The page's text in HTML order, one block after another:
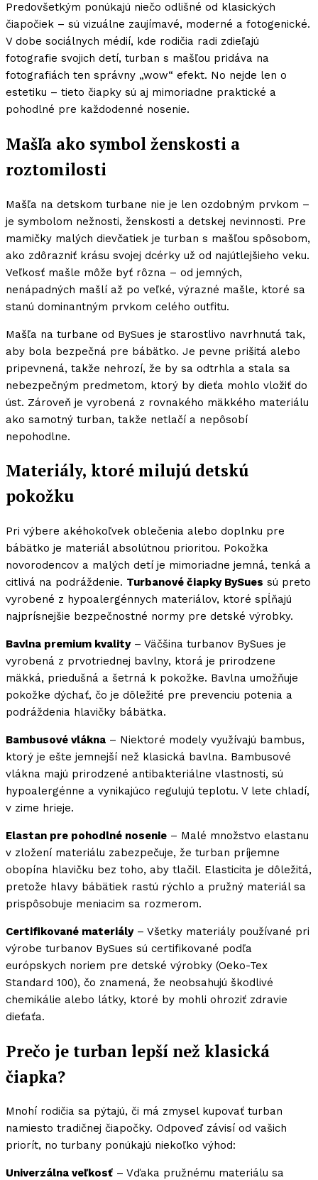
Predovšetkým ponúkajú niečo odlišné od klasických
čiapočiek – sú vizuálne zaujímavé, moderné a fotogenické.
V dobe sociálnych médií, kde rodičia radi zdieľajú
fotografie svojich detí, turban s mašľou pridáva na
fotografiách ten správny „wow“ efekt. No nejde len o
estetiku – tieto čiapky sú aj mimoriadne praktické a
pohodlné pre každodenné nosenie.
Mašľa ako symbol ženskosti a
roztomilosti
Mašľa na detskom turbane nie je len ozdobným prvkom –
je symbolom nežnosti, ženskosti a detskej nevinnosti. Pre
mamičky malých dievčatiek je turban s mašľou spôsobom,
ako zdôrazniť krásu svojej dcérky už od najútlejšieho veku.
Veľkosť mašle môže byť rôzna – od jemných,
nenápadných mašlí až po veľké, výrazné mašle, ktoré sa
stanú dominantným prvkom celého outfitu.
Mašľa na turbane od BySues je starostlivo navrhnutá tak,
aby bola bezpečná pre bábätko. Je pevne prišitá alebo
pripevnená, takže nehrozí, že by sa odtrhla a stala sa
nebezpečným predmetom, ktorý by dieťa mohlo vložiť do
úst. Zároveň je vyrobená z rovnakého mäkkého materiálu
ako samotný turban, takže netlačí a nepôsobí
nepohodlne.
Materiály, ktoré milujú detskú
pokožku
Pri výbere akéhokoľvek oblečenia alebo doplnku pre
bábätko je materiál absolútnou prioritou. Pokožka
novorodencov a malých detí je mimoriadne jemná, tenká a
citlivá na podráždenie. Turbanové čiapky BySues sú preto
vyrobené z hypoalergénnych materiálov, ktoré spĺňajú
najprísnejšie bezpečnostné normy pre detské výrobky.
Bavlna premium kvality– Väčšina turbanov BySues je
vyrobená z prvotriednej bavlny, ktorá je prirodzene
mäkká, priedušná a šetrná k pokožke. Bavlna umožňuje
pokožke dýchať, čo je dôležité pre prevenciu potenia a
podráždenia hlavičky bábätka.
Bambusové vlákna – Niektoré modely využívajú bambus,
ktorý je ešte jemnejší než klasická bavlna. Bambusové
vlákna majú prirodzené antibakteriálne vlastnosti, sú
hypoalergénne a vynikajúco regulujú teplotu. V lete chladí,
v zime hrieje.
Elastan pre pohodlné nosenie – Malé množstvo elastanu
v zložení materiálu zabezpečuje, že turban príjemne
obopína hlavičku bez toho, aby tlačil. Elasticita je dôležitá,
pretože hlavy bábätiek rastú rýchlo a pružný materiál sa
prispôsobuje meniacim sa rozmerom.
Certifikované materiály– Všetky materiály používané pri
výrobe turbanov BySues sú certifikované podľa
európskych noriem pre detské výrobky (Oeko-Tex
Standard 100), čo znamená, že neobsahujú škodlivé
chemikálie alebo látky, ktoré by mohli ohroziť zdravie
dieťaťa.
Prečo je turban lepší než klasická
čiapka?
Mnohí rodičia sa pýtajú, či má zmysel kupovať turban
namiesto tradičnej čiapočky. Odpoveď závisí od vašich
priorít, no turbany ponúkajú niekoľko výhod:
Univerzálna veľkosť – Vďaka pružnému materiálu sa